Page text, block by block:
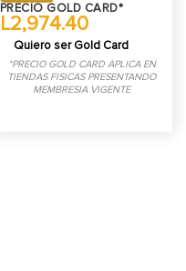
PRECIO GOLD CARD*
L2,974.40
Quiero ser Gold Card
*PRECIO GOLD CARD APLICA EN
TIENDAS FISICAS PRESENTANDO
MEMBRESIA VIGENTE